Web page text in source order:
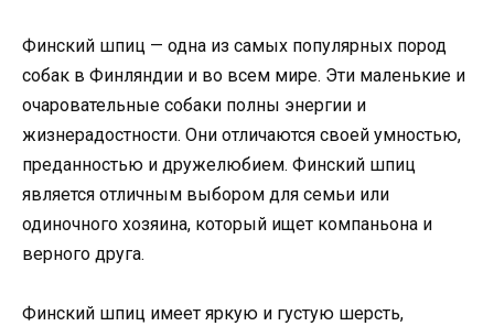
Финский шпиц — одна из самых популярных пород
собак в Финляндии и во всем мире. Эти маленькие и
очаровательные собаки полны энергии и
жизнерадостности. Они отличаются своей умностью,
преданностью и дружелюбием. Финский шпиц
является отличным выбором для семьи или
одиночного хозяина, который ищет компаньона и
верного друга.
Финский шпиц имеет яркую и густую шерсть,